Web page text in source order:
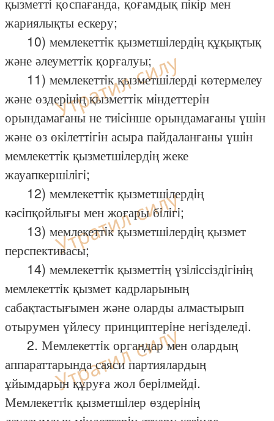
жариялықты ескеру;
10) мемлекеттiк қызметшiлердiң құқықтық
және әлеуметтiк қорғалуы;
11) мемлекеттiк қызметшiлердi көтермелеу
және өздерiнiң қызметтiк мiндеттерiн
орындамағаны не тиiсiнше орындамағаны үшiн
және өз өкiлеттiгiн асыра пайдаланғаны үшiн
мемлекеттiк қызметшiлердiң жеке
жауапкершiлiгi;
12) мемлекеттiк қызметшiлердiң
кәсiпқойлығы мен жоғары бiлiгi;
13) мемлекеттiк қызметшiлердiң қызмет
перспективасы;
14) мемлекеттiк қызметтiң үзiлiссiздiгiнiң
мемлекеттiк қызмет кадрларының
сабақтастығымен және оларды алмастырып
отырумен үйлесу принциптерiне негiзделедi.
2. Мемлекеттiк органдар мен олардың
аппараттарында саяси партиялардың
ұйымдарын құруға жол берiлмейдi.
Мемлекеттiк қызметшiлер өздерiнiң